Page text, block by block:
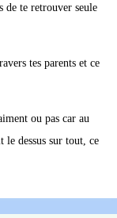
de te retrouver seule
tes parents et ce
ou pas car au
le dessus sur tout, ce